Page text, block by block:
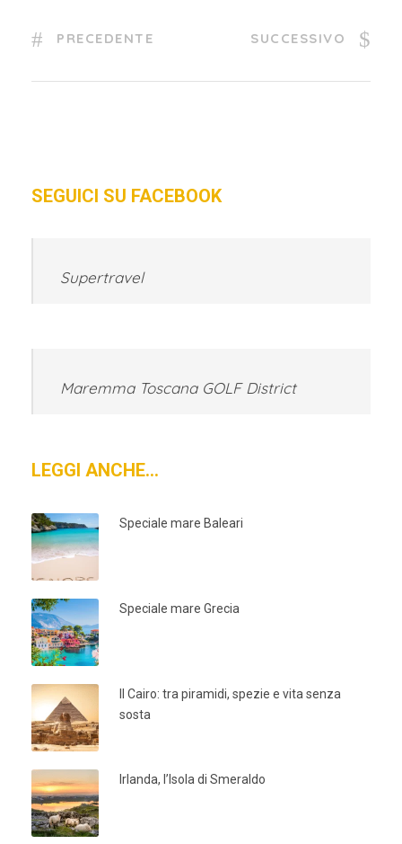
PRECEDENTE SUCCESSIVO
SEGUICI SU FACEBOOK
Supertravel
Maremma Toscana GOLF District
LEGGI ANCHE…
Speciale mare Baleari
Speciale mare Grecia
Il Cairo: tra piramidi, spezie e vita senza
sosta
Irlanda, l’Isola di Smeraldo